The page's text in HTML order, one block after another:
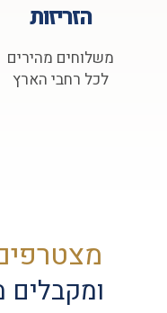
הזריזות
משלוחים מהירים
לכל רחבי הארץ
ומקבלים